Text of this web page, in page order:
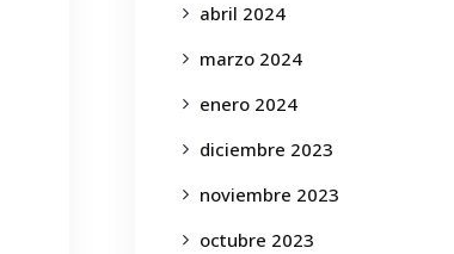
abril 2024
marzo 2024
enero 2024
diciembre 2023
noviembre 2023
octubre 2023